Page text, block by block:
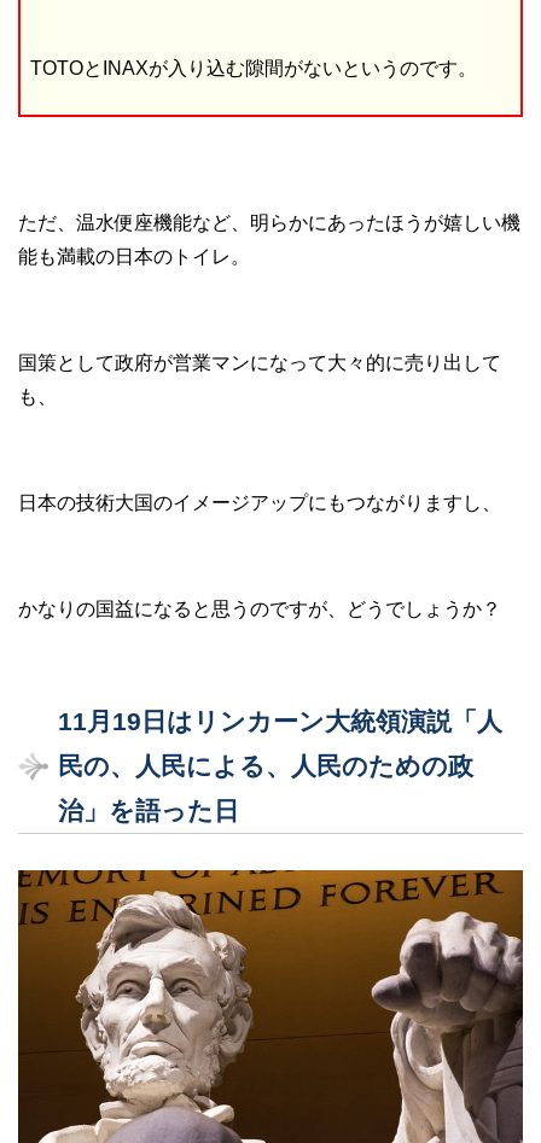
TOTOとINAXが入り込む隙間がないというのです。
ただ、温水便座機能など、明らかにあったほうが嬉しい機
能も満載の日本のトイレ。
国策として政府が営業マンになって大々的に売り出して
も、
日本の技術大国のイメージアップにもつながりますし、
かなりの国益になると思うのですが、どうでしょうか？
11月19日はリンカーン大統領演説「人
民の、人民による、人民のための政
治」を語った日